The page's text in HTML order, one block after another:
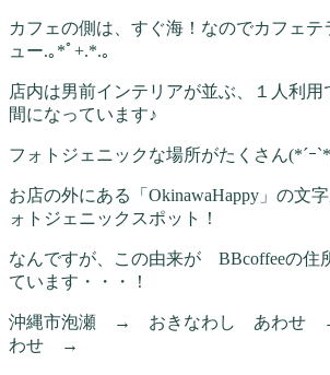
カフェの側は、すぐ海！なのでカフェ
ュー.｡*ﾟ+.*.｡
店内は男前インテリアが並ぶ、１人利用
間になっています♪
フォトジェニックな場所がたくさん(*´ｰ
お店の外にある「OkinawaHappy」の文
ォトジェニックスポット！
なんですが、この由来が BBcoffeeの住
ています・・・！
沖縄市泡瀬 → おきなわし あわせ
わせ →